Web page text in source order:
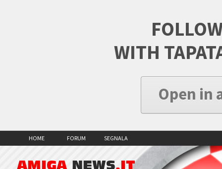
WITH
Open in
HOME FORUM SEGNALA
AMIGA NEWS.IT